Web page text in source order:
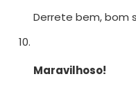
Derrete bem, bom
Maravilhoso!